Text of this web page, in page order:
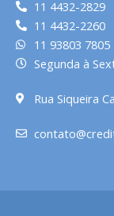
11 4432-2829
11 4432-2260
11 93803 7805
Segunda à
Rua Siqueira